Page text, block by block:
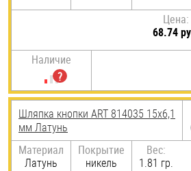
Цена:
68.74
Наличие
Шляпка кнопки ART 814035 15х6,1
мм Латунь
Материал
Латунь
Покрытие
никель
Вес:
1.81 гр.